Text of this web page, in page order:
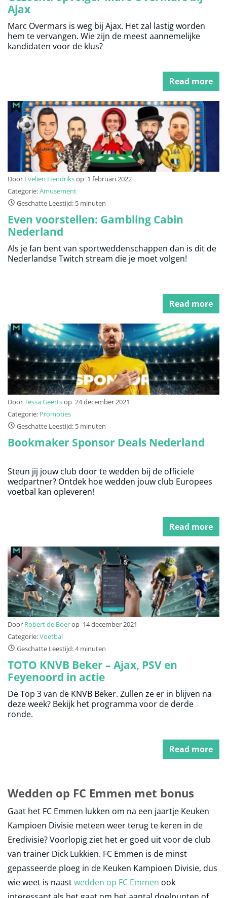
Ajax
Marc Overmars is weg bij Ajax. Het zal lastig worden
hem te vervangen. Wie zijn de meest aannemelijke
kandidaten voor de klus?
Read more
Door Evelien Hendriksop 1 februari 2022
Categorie:Amusement
Geschatte Leestijd: 5 minuten
Even voorstellen: Gambling Cabin
Nederland
Als je fan bent van sportweddenschappen dan is dit de
Nederlandse Twitch stream die je moet volgen!
Read more
DoorTessa Geertsop 24 december 2021
Categorie: Promoties
Geschatte Leestijd: 5 minuten
Bookmaker Sponsor Deals Nederland
Steun jij jouw club door te wedden bij de officiele
wedpartner? Ontdek hoe wedden jouw club Europees
voetbal kan opleveren!
Read more
Door Robert de Boerop 14 december 2021
Categorie:Voetbal
Geschatte Leestijd: 4 minuten
TOTO KNVB Beker – Ajax, PSV en
Feyenoord in actie
De Top 3 van de KNVB Beker. Zullen ze er in blijven na
deze week? Bekijk het programma voor de derde
ronde.
Read more
Wedden op FC Emmen met bonus
Gaat het FC Emmen lukken om na een jaartje Keuken
Kampioen Divisie meteen weer terug te keren in de
Eredivisie? Voorlopig ziet het er goed uit voor de club
van trainer Dick Lukkien. FC Emmen is de minst
gepasseerde ploeg in de Keuken Kampioen Divisie, dus
wie weet is naastwedden op FC Emmen ook